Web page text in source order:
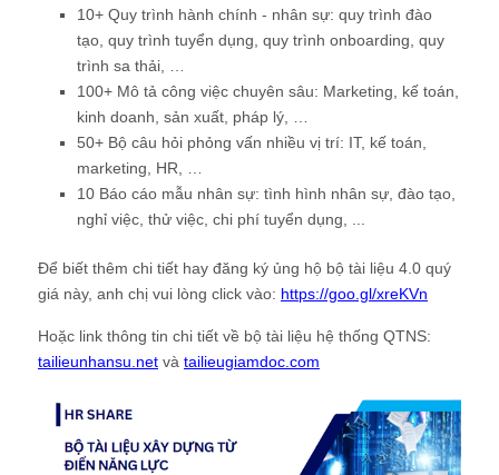
10+ Quy trình hành chính - nhân sự: quy trình đào
tạo, quy trình tuyển dụng, quy trình onboarding, quy
trình sa thải, …
100+ Mô tả công việc chuyên sâu: Marketing, kế toán,
kinh doanh, sản xuất, pháp lý, …
50+ Bộ câu hỏi phỏng vấn nhiều vị trí: IT, kế toán,
marketing, HR, …
10 Báo cáo mẫu nhân sự: tình hình nhân sự, đào tạo,
nghỉ việc, thử việc, chi phí tuyển dụng, ...
Để biết thêm chi tiết hay đăng ký ủng hộ bộ tài liệu 4.0 quý
giá này, anh chị vui lòng click vào: https://goo.gl/xreKVn
Hoặc link thông tin chi tiết về bộ tài liệu hệ thống QTNS:
tailieunhansu.net và tailieugiamdoc.com